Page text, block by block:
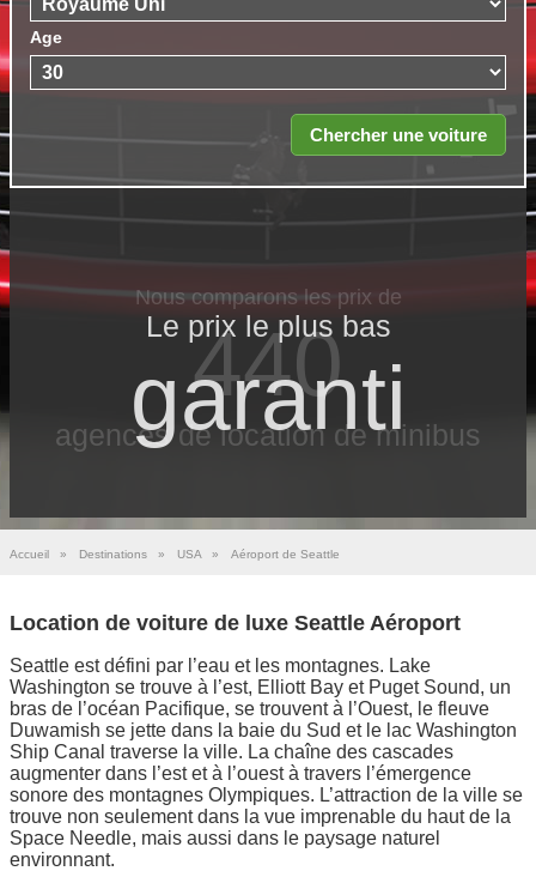
Age
Le prix le​ plus bas
garanti
Accueil » Destinations » USA » Aéroport de Seattle
Location de voiture de luxe Seattle Aéroport
Seattle est défini par l’eau et les montagnes. Lake
Washington se trouve à l’est, Elliott Bay et Puget Sound, un
bras de l’océan Pacifique, se trouvent à l’Ouest, le fleuve
Duwamish se jette dans la baie du Sud et le lac Washington
Ship Canal traverse la ville. La chaîne des cascades
augmenter dans l’est et à l’ouest à travers l’émergence
sonore des montagnes Olympiques. L’attraction de la ville se
trouve non seulement dans la vue imprenable du haut de la
Space Needle, mais aussi dans le paysage naturel
environnant.